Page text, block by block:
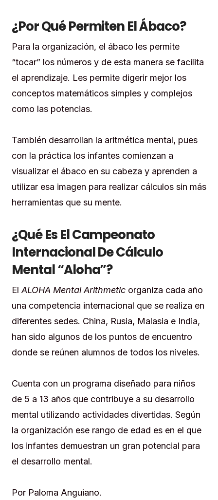
¿Por Qué Permiten El Ábaco?
Para la organización, el ábaco les permite
“tocar” los números y de esta manera se facilita
el aprendizaje. Les permite digerir mejor los
conceptos matemáticos simples y complejos
como las potencias.
También desarrollan la aritmética mental, pues
con la práctica los infantes comienzan a
visualizar el ábaco en su cabeza y aprenden a
utilizar esa imagen para realizar cálculos sin más
herramientas que su mente.
¿Qué Es El Campeonato
Internacional De Cálculo
Mental “Aloha”?
El ALOHA Mental Arithmetic organiza cada año
una competencia internacional que se realiza en
diferentes sedes. China, Rusia, Malasia e India,
han sido algunos de los puntos de encuentro
donde se reúnen alumnos de todos los niveles.
Cuenta con un programa diseñado para niños
de 5 a 13 años que contribuye a su desarrollo
mental utilizando actividades divertidas. Según
la organización ese rango de edad es en el que
los infantes demuestran un gran potencial para
el desarrollo mental.
Por Paloma Anguiano.